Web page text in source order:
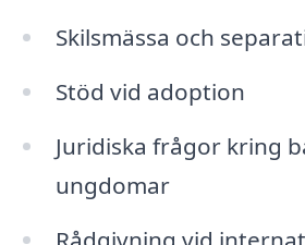
Skilsmässa och
Stöd vid adoption
Juridiska frågor kring
ungdomar